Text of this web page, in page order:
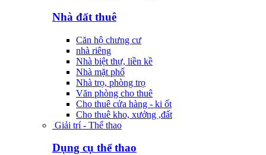
Nhà đất thuê
Căn hộ chưng cư
nhà riêng
Nhà biệt thự, liền kề
Nhà mặt phố
Nhà trọ, phòng trọ
Văn phòng cho thuê
Cho thuê cửa hàng - ki ốt
Cho thuê kho, xưởng ,đất
Giải trí - Thể thao
Dụng cụ thể thao